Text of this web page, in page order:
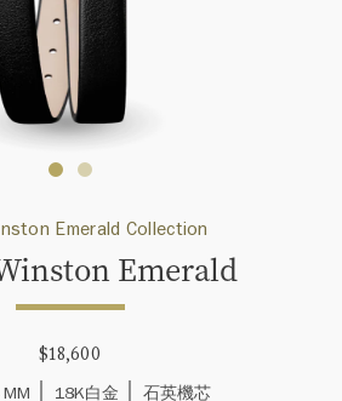
Emerald Collection
Emerald
$18,600
18K白金 石英機芯